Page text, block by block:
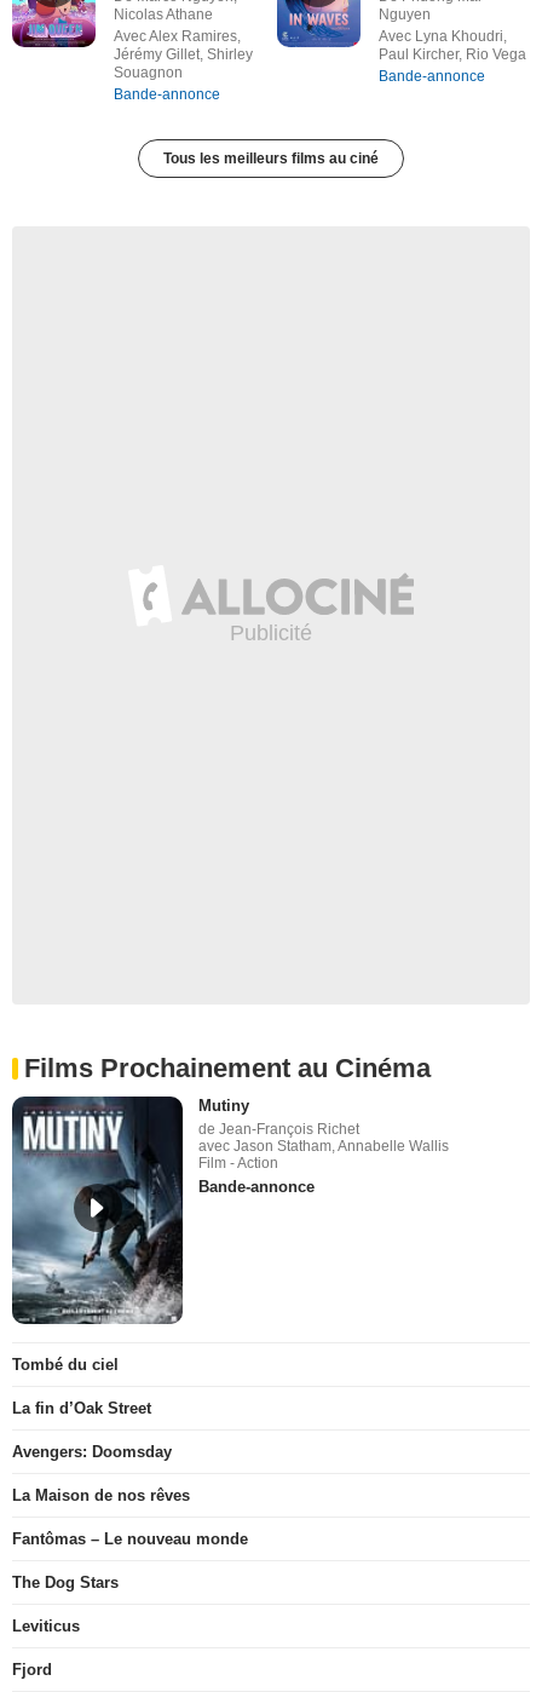
Nicolas Athane
Avec Alex Ramires,
Jérémy Gillet, Shirley
Souagnon
Bande-annonce
Nguyen
Avec Lyna Khoudri,
Paul Kircher, Rio Vega
Bande-annonce
Tous les meilleurs films au ciné
Films Prochainement au Cinéma
Mutiny
de Jean-François Richet
avec Jason Statham, Annabelle Wallis
Film - Action
Bande-annonce
Tombé du ciel
La fin d’Oak Street
Avengers: Doomsday
La Maison de nos rêves
Fantômas – Le nouveau monde
The Dog Stars
Leviticus
Fjord